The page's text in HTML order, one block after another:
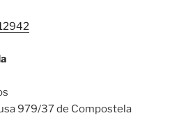
979/37 de Compostela